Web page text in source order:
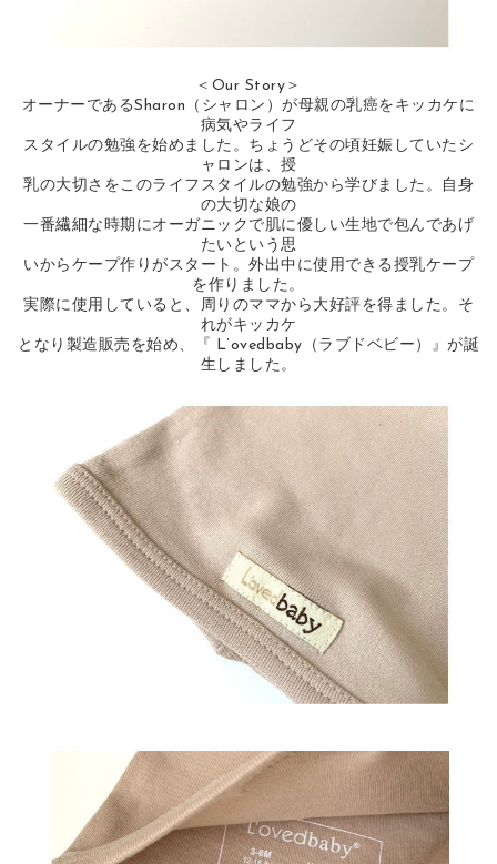
＜Our Story＞
オーナーであるSharon（シャロン）が母親の乳癌をキッカケに
病気やライフ
スタイルの勉強を始めました。ちょうどその頃妊娠していたシ
ャロンは、授
乳の大切さをこのライフスタイルの勉強から学びました。自身
の大切な娘の
一番繊細な時期にオーガニックで肌に優しい生地で包んであげ
たいという思
いからケープ作りがスタート。外出中に使用できる授乳ケープ
を作りました。
実際に使用していると、周りのママから大好評を得ました。そ
れがキッカケ
となり製造販売を始め、『 L’ovedbaby（ラブドベビー）』が誕
生しました。